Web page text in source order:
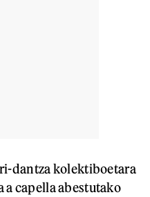
dantza kolektiboetara
a capella abestutako